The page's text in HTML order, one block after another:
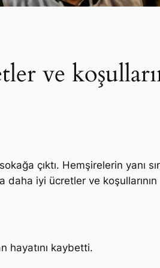
ve
çıktı. Hemşirelerin yanı
daha iyi ücretler ve koşullarının
hayatını kaybetti.